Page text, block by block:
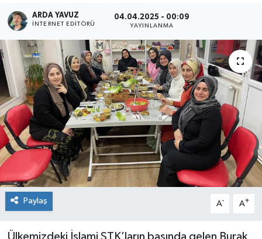
ARDA YAVUZ
İNTERNET EDITÖRÜ
04.04.2025 - 00:09
YAYINLANMA
Paylaş A- A+